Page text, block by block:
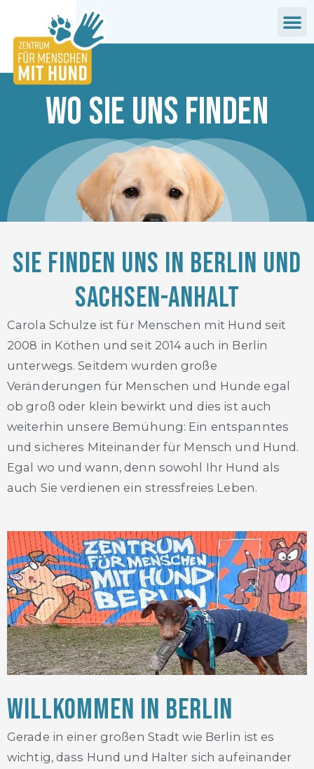
springen
Wo Sie uns finden
Sie finden uns in Berlin und
Sachsen-Anhalt
Carola Schulze ist für Menschen mit Hund seit
2008 in Köthen und seit 2014 auch in Berlin
unterwegs. Seitdem wurden große
Veränderungen für Menschen und Hunde egal
ob groß oder klein bewirkt und dies ist auch
weiterhin unsere Bemühung: Ein entspanntes
und sicheres Miteinander für Mensch und Hund.
Egal wo und wann, denn sowohl Ihr Hund als
auch Sie verdienen ein stressfreies Leben.
Willkommen in Berlin
Gerade in einer großen Stadt wie Berlin ist es
wichtig, dass Hund und Halter sich aufeinander